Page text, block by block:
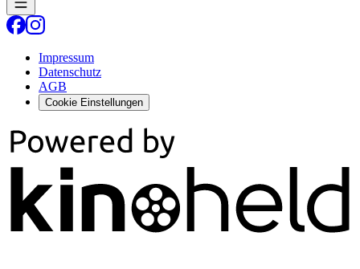
Impressum
Datenschutz
AGB
Cookie Einstellungen